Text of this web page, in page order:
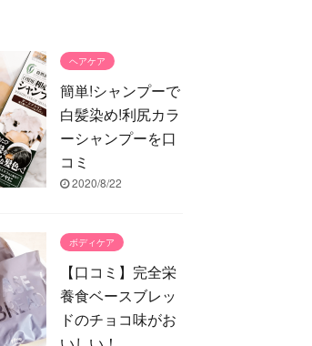
ヘアケア
簡単!シャンプーで
白髪染め!利尻カラ
ーシャンプーを口
コミ
2020/8/22
ボディケア
【口コミ】完全栄
養食ベースブレッ
ドのチョコ味がお